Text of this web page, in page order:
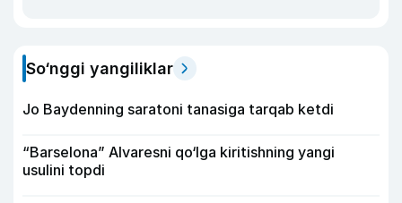
So‘nggi yangiliklar
Jo Baydenning saratoni tanasiga tarqab ketdi
“Barselona” Alvaresni qo‘lga kiritishning yangi
usulini topdi